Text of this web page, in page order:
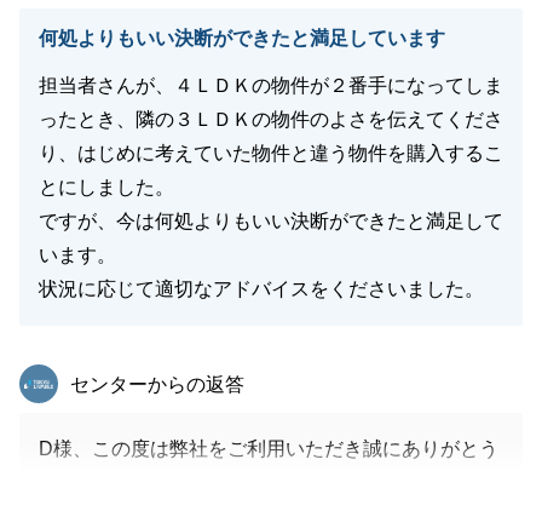
何処よりもいい決断ができたと満足しています
担当者さんが、４ＬＤＫの物件が２番手になってしま
ったとき、隣の３ＬＤＫの物件のよさを伝えてくださ
り、はじめに考えていた物件と違う物件を購入するこ
とにしました。
ですが、今は何処よりもいい決断ができたと満足して
います。
状況に応じて適切なアドバイスをくださいました。
東急リバブル
センターからの返答
D様、この度は弊社をご利用いただき誠にありがとう